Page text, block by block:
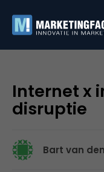
Internet x
disruptie
Bart van